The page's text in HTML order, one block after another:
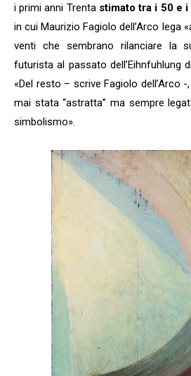
i primi anni Trenta stimato tra i 50 e
in cui Maurizio Fagiolo dell’Arco lega
venti che sembrano rilanciare la
futurista al passato dell’Eihnfuhlung
«Del resto – scrive Fagiolo dell’Arco
mai stata “astratta” ma sempre
simbolismo».